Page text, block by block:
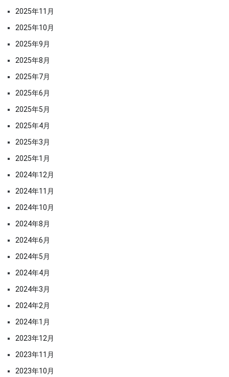
2025年11月
2025年10月
2025年9月
2025年8月
2025年7月
2025年6月
2025年5月
2025年4月
2025年3月
2025年1月
2024年12月
2024年11月
2024年10月
2024年8月
2024年6月
2024年5月
2024年4月
2024年3月
2024年2月
2024年1月
2023年12月
2023年11月
2023年10月